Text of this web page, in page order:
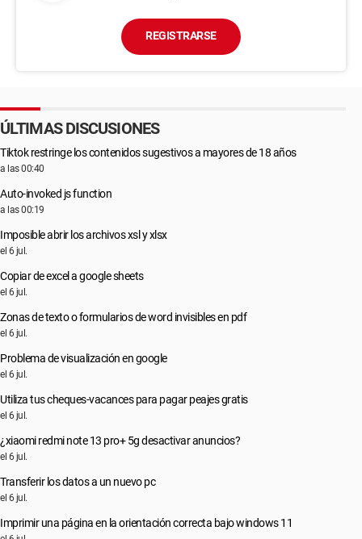
REGISTRARSE
ÚLTIMAS DISCUSIONES
Tiktok restringe los contenidos sugestivos a mayores de 18 años
a las 00:40
Auto-invoked js function
a las 00:19
Imposible abrir los archivos xsl y xlsx
el 6 jul.
Copiar de excel a google sheets
el 6 jul.
Zonas de texto o formularios de word invisibles en pdf
el 6 jul.
Problema de visualización en google
el 6 jul.
Utiliza tus cheques-vacances para pagar peajes gratis
el 6 jul.
¿xiaomi redmi note 13 pro+ 5g desactivar anuncios?
el 6 jul.
Transferir los datos a un nuevo pc
el 6 jul.
Imprimir una página en la orientación correcta bajo windows 11